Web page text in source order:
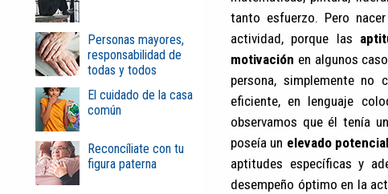
Personas mayores,
responsabilidad de
todas y todos
El cuidado de la casa
común
Reconcíliate con tu
figura paterna
tanto esfuerzo. Pero
actividad, porque las
motivación en algunos
persona, simplemente no
eficiente, en lenguaje
observamos que él tenía
poseía un elevado
aptitudes específicas y
desempeño óptimo en la